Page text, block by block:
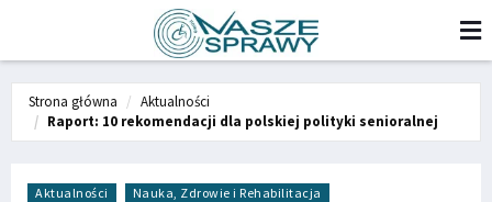
Strona główna
Aktualności
Raport: 10 rekomendacji dla polskiej polityki senioralnej
Aktualności Nauka, Zdrowie i Rehabilitacja